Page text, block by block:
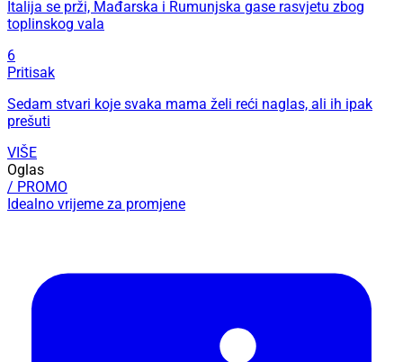
Italija se prži, Mađarska i Rumunjska gase rasvjetu zbog
toplinskog vala
6
Pritisak
Sedam stvari koje svaka mama želi reći naglas, ali ih ipak
prešuti
VIŠE
Oglas
/ PROMO
Idealno vrijeme za promjene